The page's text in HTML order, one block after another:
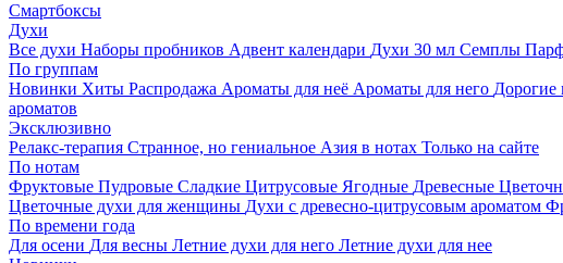
Смартбоксы
Духи
Все духи Наборы пробников Адвент календари Духи 30 мл Семплы
По группам
Новинки Хиты Распродажа Ароматы для неё Ароматы для него Дорогие
ароматов
Эксклюзивно
Релакс-терапия Странное, но гениальное Азия в нотах Только на сайте
По нотам
Фруктовые Пудровые Сладкие Цитрусовые Ягодные Древесные
Цветочные духи для женщины Духи с древесно-цитрусовым ароматом
По времени года
Для осени Для весны Летние духи для него Летние духи для нее